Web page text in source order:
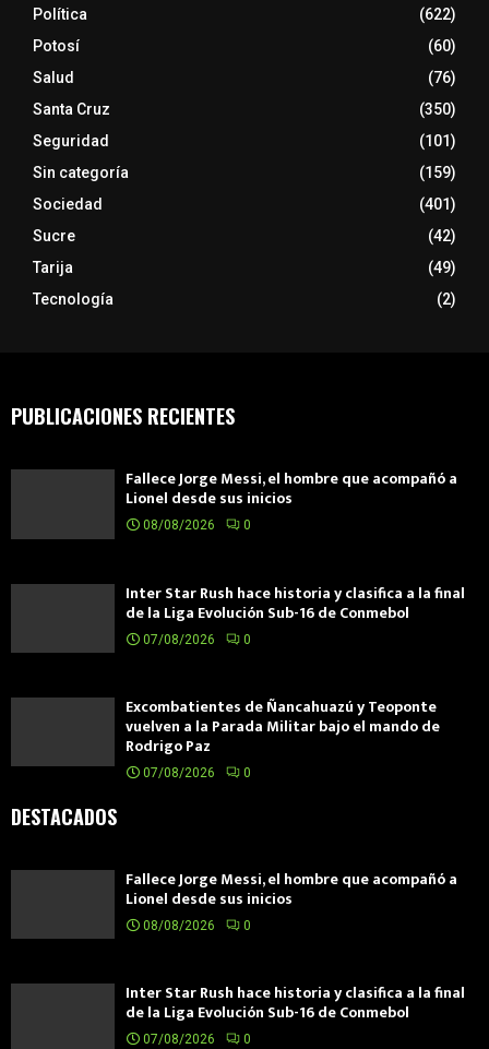
Política
(622)
Potosí
(60)
Salud
(76)
Santa Cruz
(350)
Seguridad
(101)
Sin categoría
(159)
Sociedad
(401)
Sucre
(42)
Tarija
(49)
Tecnología
(2)
PUBLICACIONES RECIENTES
Fallece Jorge Messi, el hombre que acompañó a
Lionel desde sus inicios
08/08/2026 0
Inter Star Rush hace historia y clasifica a la final
de la Liga Evolución Sub-16 de Conmebol
07/08/2026 0
Excombatientes de Ñancahuazú y Teoponte
vuelven a la Parada Militar bajo el mando de
Rodrigo Paz
07/08/2026 0
DESTACADOS
Fallece Jorge Messi, el hombre que acompañó a
Lionel desde sus inicios
08/08/2026 0
Inter Star Rush hace historia y clasifica a la final
de la Liga Evolución Sub-16 de Conmebol
07/08/2026 0